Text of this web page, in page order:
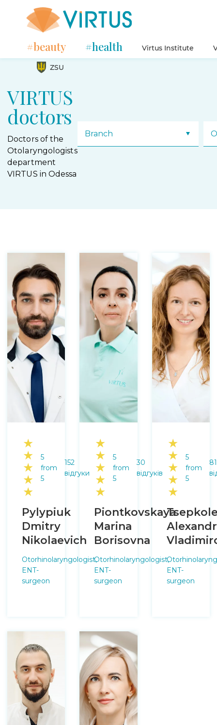
#beauty #health Virtus Institute
ZSU
VIRTUS
doctors
Doctors of the
Otolaryngologists
department
VIRTUS in Odessa
Branch
★
★
★
★
★
5
from
5
152
відгуки
Pylypiuk
Dmitry
Nikolaevich
Otorhinolaryngologist,
ENT-
surgeon
★
★
★
★
★
5
from
5
30
відгуків
Piontkovskaya
Marina
Borisovna
Otorhinolaryngologist,
ENT-
surgeon
★
★
★
★
★
5
from
5
81
ENT-
surgeon